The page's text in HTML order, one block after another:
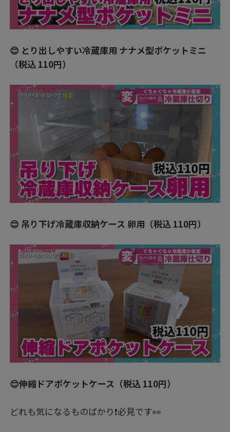
😊 とり出しやすい冷蔵庫用 ナナメ型ポケットミニ
（税込 110円）
😊 吊り下げ冷蔵庫収納ケース 卵用（税込 110円）
😊伸縮ドアポケットケース（税込 110円）
どれも気になるものばかり❗必見です👀